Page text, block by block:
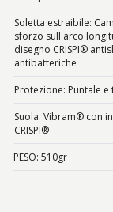
Soletta estraibile:
sforzo sull'arco
disegno CRISPI®
antibatteriche
Protezione: Puntale
Suola: Vibram® con
CRISPI®
PESO: 510gr